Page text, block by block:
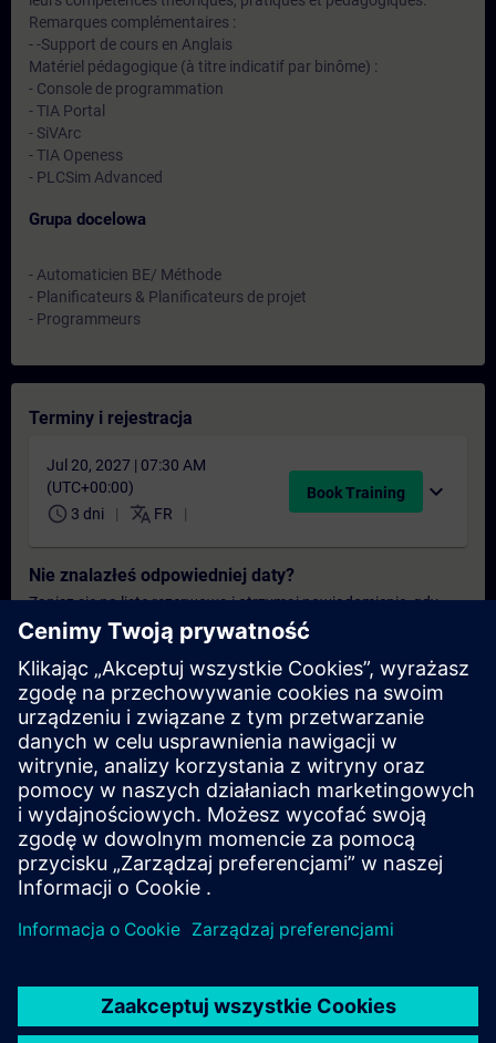
Remarques complémentaires :
- -Support de cours en Anglais
Matériel pédagogique (à titre indicatif par binôme) :
- Console de programmation
- TIA Portal
- SiVArc
- TIA Openess
- PLCSim Advanced
Grupa docelowa
- Automaticien BE/ Méthode
- Planificateurs & Planificateurs de projet
- Programmeurs
Terminy i rejestracja
Jul 20, 2027 | 07:30 AM
(UTC+00:00)
schedule 3 dni translate FR
Book Training expand_more
Nie znalazłeś odpowiedniej daty?
Zapisz się na listę rezerwową i otrzymaj powiadomienie, gdy
tylko pojawią się nowe daty.
Aktywuj usługę powiadomień
Spersonalizowana oferta
Jeśli potrzebujesz standardowej oferty cenowej dla tego
szkolenia, na przykład dla działu zakupów, kliknij poniższe
łącze. Najpierw musisz podać kilka danych osobowych, a
następnie wycena zostanie wysłana do Ciebie.
Podaj ofertę